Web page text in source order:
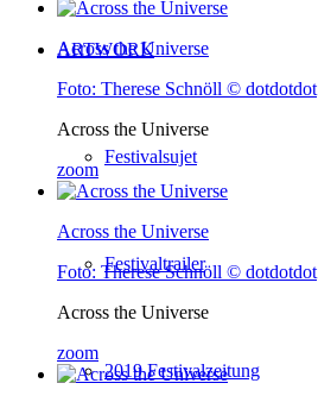
ARTWORK
Festivalsujet
Festivaltrailer
2019 Festivalzeitung
Across the Universe
Foto: Therese Schnöll © dotdotdot
Across the Universe
zoom
Across the Universe
Foto: Therese Schnöll © dotdotdot
Across the Universe
zoom